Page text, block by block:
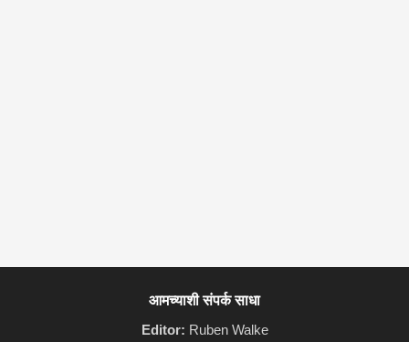
आमच्याशी संपर्क साधा
Editor: Ruben Walke